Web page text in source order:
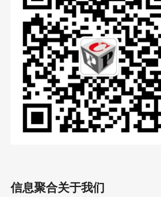
信息聚合关于我们